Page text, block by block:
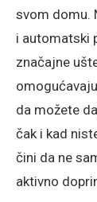
svom domu.
i automatski
značajne
da možete
čak i kad
čini da ne
aktivno